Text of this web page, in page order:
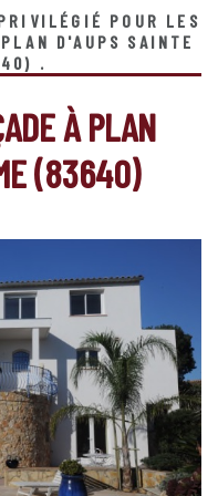
POUR LES
D'AUPS SAINTE
.
À PLAN
(83640)